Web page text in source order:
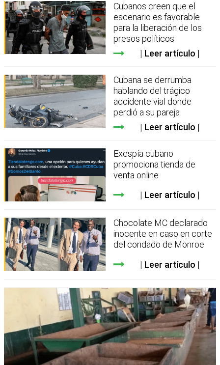
Cubanos creen que el
escenario es favorable
para la liberación de los
presos políticos
Leer artículo
Cubana se derrumba
hablando del trágico
accidente vial donde
perdió a su pareja
Leer artículo
Exespía cubano
promociona tienda de
venta online
Leer artículo
Chocolate MC declarado
inocente en caso en corte
del condado de Monroe
Leer artículo